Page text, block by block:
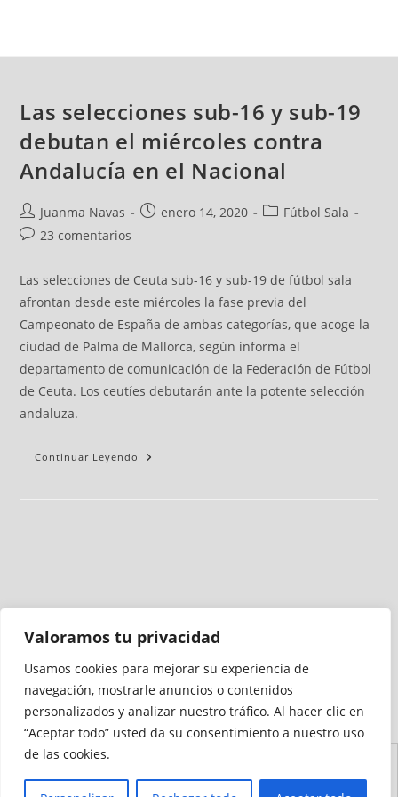
Valoramos tu privacidad
Usamos cookies para mejorar su experiencia de
navegación, mostrarle anuncios o contenidos
personalizados y analizar nuestro tráfico. Al hacer clic en
“Aceptar todo” usted da su consentimiento a nuestro uso
de las cookies.
Las selecciones sub-16 y sub-19
debutan el miércoles contra
Andalucía en el Nacional
Juanma Navas enero 14, 2020
Fútbol Sala
23 comentarios
Las selecciones de Ceuta sub-16 y sub-19 de fútbol sala
afrontan desde este miércoles la fase previa del
Campeonato de España de ambas categorías, que acoge la
ciudad de Palma de Mallorca, según informa el
departamento de comunicación de la Federación de Fútbol
de Ceuta. Los ceutíes debutarán ante la potente selección
andaluza.
Continuar Leyendo
Medio auditado por